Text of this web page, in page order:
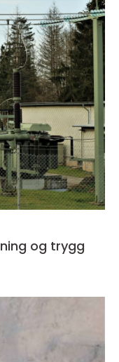
og trygg